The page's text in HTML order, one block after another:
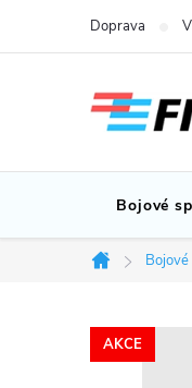
Doprava
Bojové
Domů
AKCE